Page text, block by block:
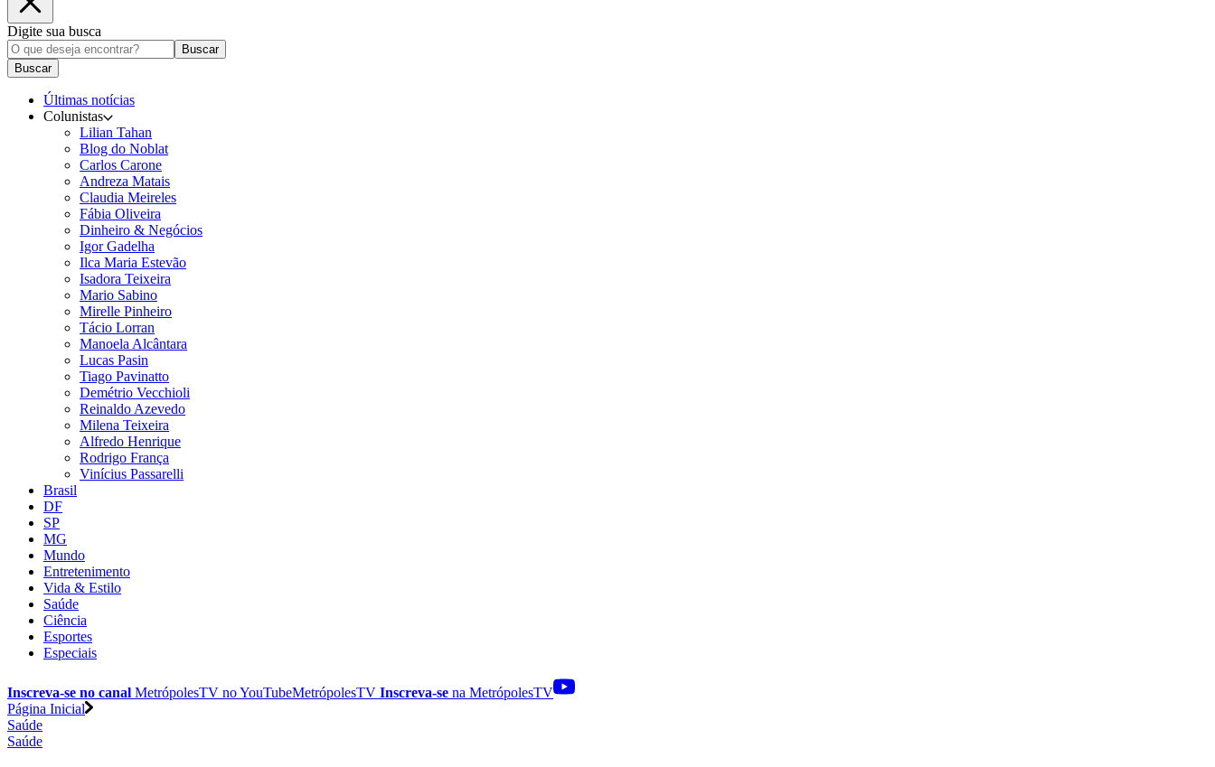
Digite sua busca
Buscar
Buscar
Últimas notícias
Colunistas
Lilian Tahan
Blog do Noblat
Carlos Carone
Andreza Matais
Claudia Meireles
Fábia Oliveira
Dinheiro & Negócios
Igor Gadelha
Ilca Maria Estevão
Isadora Teixeira
Mario Sabino
Mirelle Pinheiro
Tácio Lorran
Manoela Alcântara
Lucas Pasin
Tiago Pavinatto
Demétrio Vecchioli
Reinaldo Azevedo
Milena Teixeira
Alfredo Henrique
Rodrigo França
Vinícius Passarelli
Brasil
DF
SP
MG
Mundo
Entretenimento
Vida & Estilo
Saúde
Ciência
Esportes
Especiais
Inscreva-se no canal MetrópolesTV noYouTubeMetrópolesTV Inscreva-se na MetrópolesTV
Página Inicial
Saúde
Saúde